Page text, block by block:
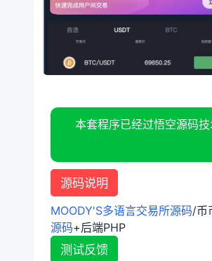
本套程序已经过悟空源码
源码说明
MOODY'S多语言交易所源码/币
源码+后端PHP
测试反馈